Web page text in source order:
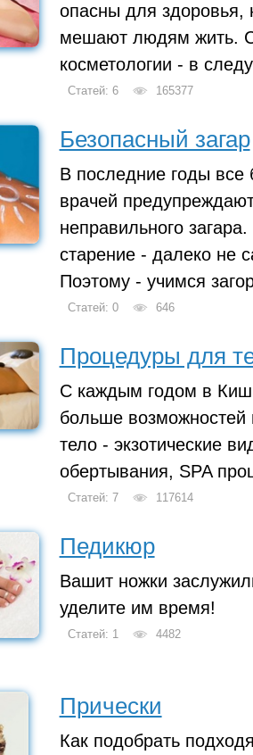
опасны для здоровья,
мешают людям жить.
косметологии - в
Статей: 6 165377
Безопасный загар
В последние годы все
врачей
неправильного
старение - далеко не
Поэтому - учимся
Статей: 0 646
Процедуры для
С каждым годом в
больше возможностей
тело - экзотические
обертывания, SPA
Статей: 7 117614
Педикюр
Вашит ножки
уделите им время!
Статей: 1 4482
Прически
Как подобрать